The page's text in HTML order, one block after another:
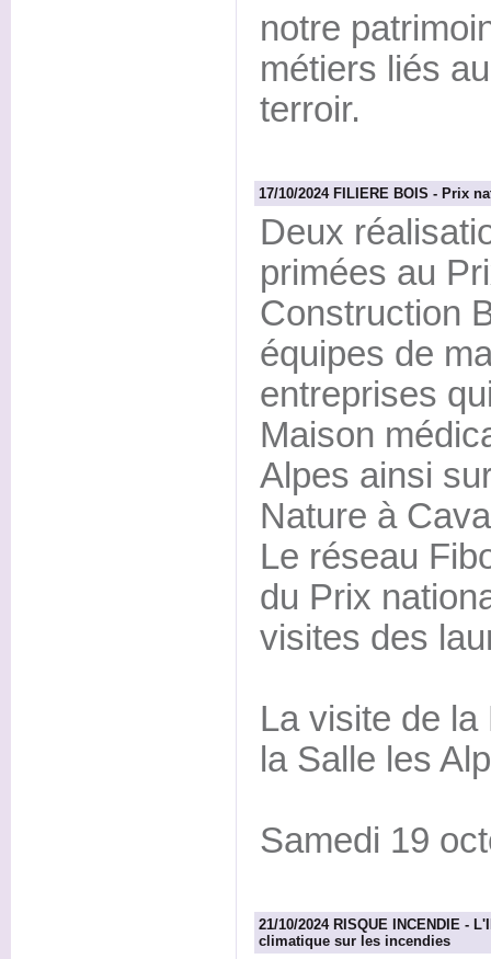
notre
métiers liés
terroir.
17/10/2024 FILIERE BOIS - Prix
Deux
primées au
Construction
équipes de
entreprises
Maison
Alpes ainsi
Nature à
Le réseau
du Prix
visites des
La visite de la
la Salle les
Samedi 19
21/10/2024 RISQUE INCENDIE -
climatique sur les incendies